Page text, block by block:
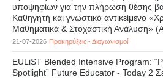
υποψηφίων για την πλήρωση θέσης
Καθηγητή και γνωστικό αντικείμενο
Μαθηματικά & Στοχαστική Ανάλυση»
21-07-2026 Προκηρύξεις - Διαγωνισμοί
EULiST Blended Intensive Program:
Spotlight” Future Educator - Today 2